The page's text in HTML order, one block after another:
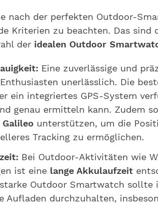
nach der perfekten Outdoor-
Kriterien zu beachten. Das sind
der idealen Outdoor
Eine zuverlässige und
unerlässlich. Die
ein integriertes GPS-System
genau ermitteln kann. Zudem
Galileo unterstützen, um die
Tracking zu ermöglichen.
Bei Outdoor-Aktivitäten wie
ist eine lange Akkulaufzeit
Outdoor Smartwatch sollte
Aufladen durchzuhalten,